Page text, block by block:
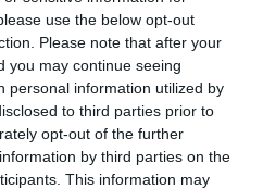
use the below opt-out
Please note that after your
you may continue seeing
personal information utilized by
to third parties prior to
opt-out of the further
by third parties on the
This information may
lo que importan